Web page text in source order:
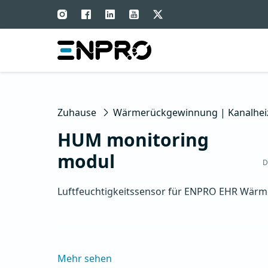
Zuhause Wärmerückgewinnung |
HUM monitoring
modul
Luftfeuchtigkeitssensor für ENPRO EHR
Mehr sehen